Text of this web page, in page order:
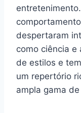
despertaram
como ciência
de estilos e
um repertório
ampla gama